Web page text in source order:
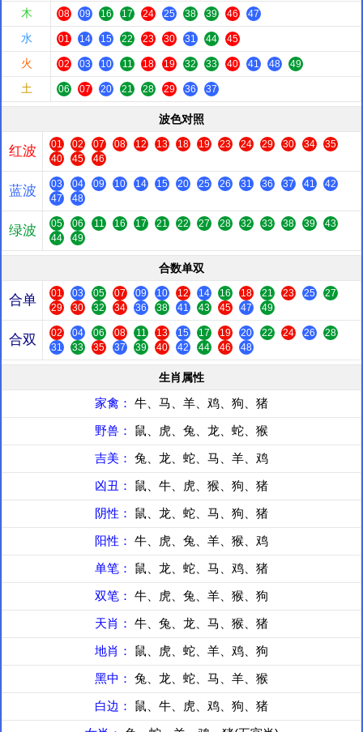
木 08 09 16 17 24 25 38 39 46 47
水 01 14 15 22 23 30 31 44 45
火 02 03 10 11 18 19 32 33 40 41 48 49
土 06 07 20 21 28 29 36 37
波色对照
红波 01 02 07 08 12 13 18 19 23 24 29 30 34
35
40
45 46
蓝波 03 04 09 10 14 15 20 25 26 31 36 37 41
42
47
48
绿波 05 06 11 16 17 21 22 27 28 32 33 38 39
43
44
49
合数单双
合单 01 03 05 07 09 10 12 14 16 18 21 23 25
27
29
30 32 34 36 38 41 43 45 47 49
合双 02 04 06 08 11 13 15 17 19 20 22 24 26
28
31
33 35 37 39 40 42 44 46 48
生肖属性
家禽： 牛、马、羊、鸡、狗、猪
野兽： 鼠、虎、兔、龙、蛇、猴
吉美： 兔、龙、蛇、马、羊、鸡
凶丑： 鼠、牛、虎、猴、狗、猪
阴性： 鼠、龙、蛇、马、狗、猪
阳性： 牛、虎、兔、羊、猴、鸡
单笔： 鼠、龙、蛇、马、鸡、猪
双笔： 牛、虎、兔、羊、猴、狗
天肖： 牛、兔、龙、马、猴、猪
地肖： 鼠、虎、蛇、羊、鸡、狗
黑中： 兔、龙、蛇、马、羊、猴
白边： 鼠、牛、虎、鸡、狗、猪